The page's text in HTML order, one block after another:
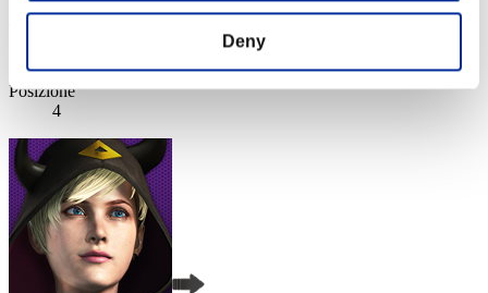
Deny
Sinison42
Posizione
4